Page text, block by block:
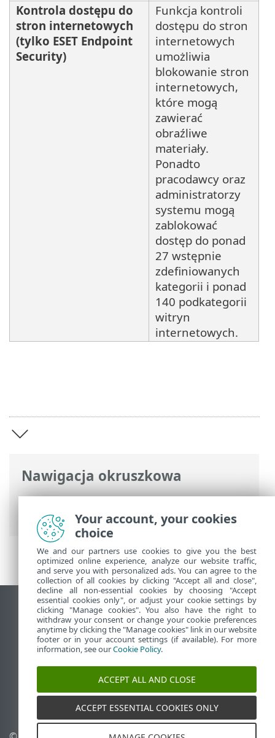
Nawigacja okruszkowa
Pomoc online ESET>ESET Endpoint
Antivirus
>Przegląd
Kontrola dostępu do
stron internetowych
(tylko ESET Endpoint
Security)
Funkcja kontroli
dostępu do stron
internetowych
umożliwia
blokowanie stron
internetowych,
które mogą
zawierać
obraźliwe
materiały.
Ponadto
pracodawcy oraz
administratorzy
systemu mogą
zablokować
dostęp do ponad
27 wstępnie
zdefiniowanych
kategorii i ponad
140 podkategorii
witryn
internetowych.
Wyświetl witrynę internetową dla
komputerów
End of Life
Baza wiedzy ESET
Forum ESET
ESET Status Portal
Pomoc regionalna
Your account, your cookies
choice
We and our partners use cookies to give you the best
optimized online experience, analyze our website traffic,
and serve you with personalized ads. You can agree to the
collection of all cookies by clicking "Accept all and close",
decline all non-essential cookies by choosing "Accept
essential cookies only", or adjust your cookie settings by
clicking "Manage cookies". You also have the right to
withdraw your consent or change your cookie preferences
anytime by clicking the "Manage cookies" link in our website
footer or in your account settings (if available). For more
information, see ourCookie Policy.
ACCEPT ALL AND CLOSE
ACCEPT ESSENTIAL COOKIES ONLY